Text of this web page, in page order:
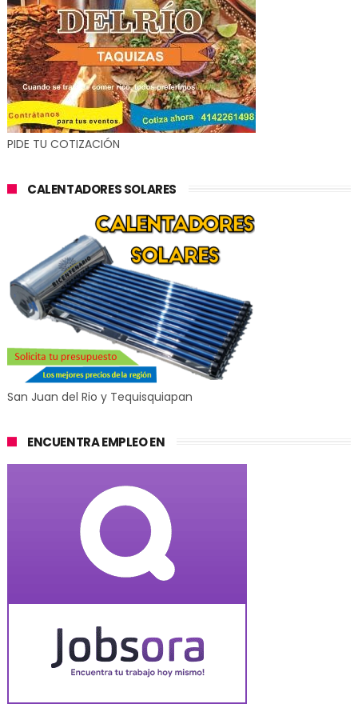
PIDE TU COTIZACIÓN
CALENTADORES SOLARES
San Juan del Rio y Tequisquiapan
ENCUENTRA EMPLEO EN